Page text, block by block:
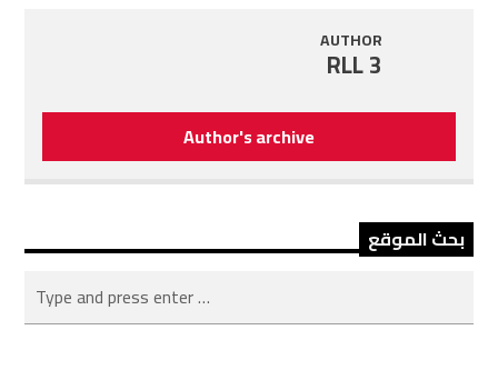
AUTHOR
RLL 3
Author's archive
بحث الموقع